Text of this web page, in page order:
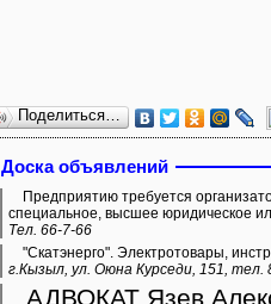
Поделиться…
Доска объявлений
Предприятию требуется
специальное, высшее юридическое
Тел. 66-7-66
"Скатэнерго". Электротовары,
г.Кызыл, ул. Оюна Курседи, 151, тел.
АДВОКАТ Язев